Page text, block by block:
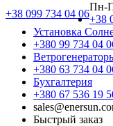
+38 099 734 04 06
Пн-
+38
Установка
+380 99 734 04
+380 63 734 04
Бухгалтерия
+380 67 536 19
Быстрый заказ